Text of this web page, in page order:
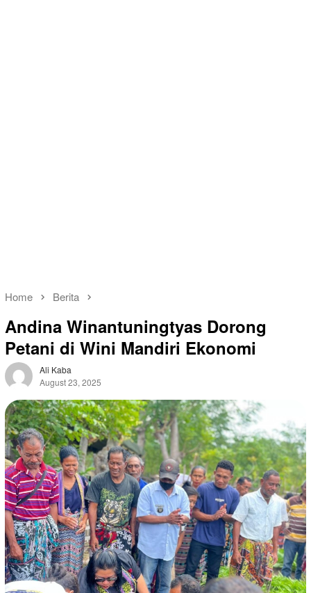
Home Berita
Andina Winantuningtyas Dorong
Petani di Wini Mandiri Ekonomi
Ali Kaba
August 23, 2025